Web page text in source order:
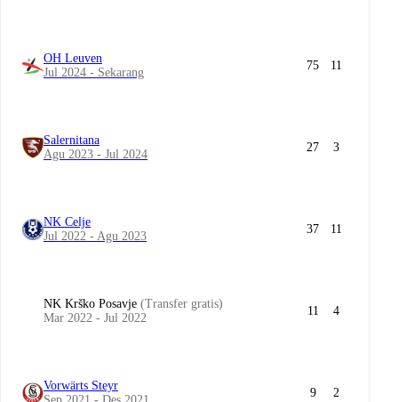
OH Leuven
Jul 2024 - Sekarang
75 11
Salernitana
Agu 2023 - Jul 2024
27 3
NK Celje
Jul 2022 - Agu 2023
37 11
NK Krško Posavje (Transfer gratis)
Mar 2022 - Jul 2022
11 4
Vorwärts Steyr
9 2